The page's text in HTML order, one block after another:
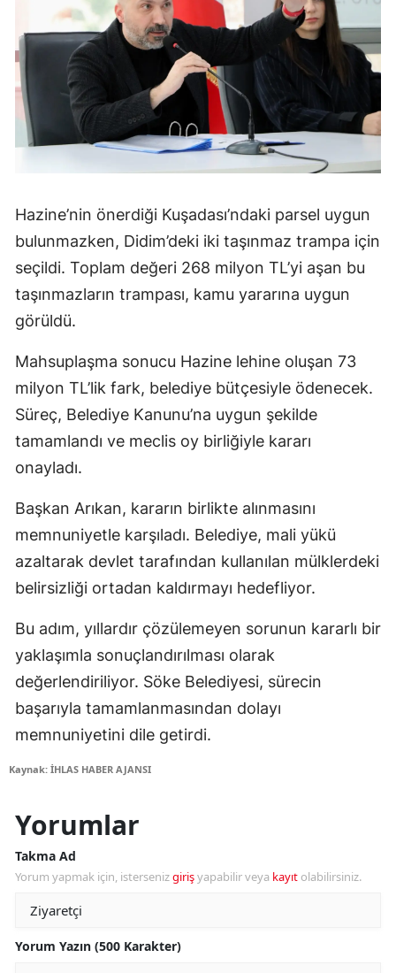
Hazine’nin önerdiği Kuşadası’ndaki parsel uygun
bulunmazken, Didim’deki iki taşınmaz trampa için
seçildi. Toplam değeri 268 milyon TL’yi aşan bu
taşınmazların trampası, kamu yararına uygun
görüldü.
Mahsuplaşma sonucu Hazine lehine oluşan 73
milyon TL’lik fark, belediye bütçesiyle ödenecek.
Süreç, Belediye Kanunu’na uygun şekilde
tamamlandı ve meclis oy birliğiyle kararı
onayladı.
Başkan Arıkan, kararın birlikte alınmasını
memnuniyetle karşıladı. Belediye, mali yükü
azaltarak devlet tarafından kullanılan mülklerdeki
belirsizliği ortadan kaldırmayı hedefliyor.
Bu adım, yıllardır çözülemeyen sorunun kararlı bir
yaklaşımla sonuçlandırılması olarak
değerlendiriliyor. Söke Belediyesi, sürecin
başarıyla tamamlanmasından dolayı
memnuniyetini dile getirdi.
Kaynak: İHLAS HABER AJANSI
Yorumlar
Takma Ad
Yorum yapmak için, istersenizgirişyapabilir veya kayıt olabilirsiniz.
Yorum Yazın (500 Karakter)